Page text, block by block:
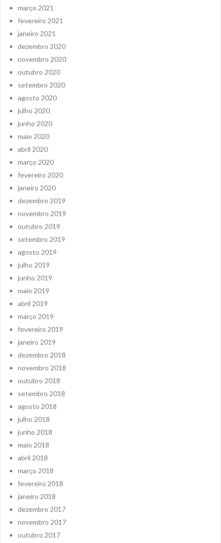
março 2021
fevereiro 2021
janeiro 2021
dezembro 2020
novembro 2020
outubro 2020
setembro 2020
agosto 2020
julho 2020
junho 2020
maio 2020
abril 2020
março 2020
fevereiro 2020
janeiro 2020
dezembro 2019
novembro 2019
outubro 2019
setembro 2019
agosto 2019
julho 2019
junho 2019
maio 2019
abril 2019
março 2019
fevereiro 2019
janeiro 2019
dezembro 2018
novembro 2018
outubro 2018
setembro 2018
agosto 2018
julho 2018
junho 2018
maio 2018
abril 2018
março 2018
fevereiro 2018
janeiro 2018
dezembro 2017
novembro 2017
outubro 2017